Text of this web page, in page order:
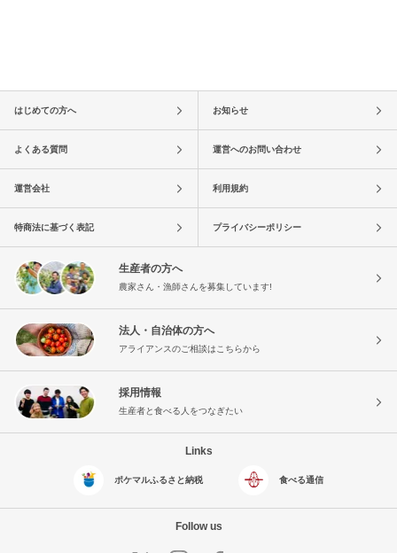
はじめての方へ お知らせ
よくある質問 運営へのお問い合わせ
運営会社 利用規約
特商法に基づく表記 プライバシーポリシー
生産者の方へ
農家さん・漁師さんを募集しています!
法人・自治体の方へ
アライアンスのご相談はこちらから
採用情報
生産者と食べる人をつなぎたい
Links
ポケマルふるさと納税 食べる通信
Follow us